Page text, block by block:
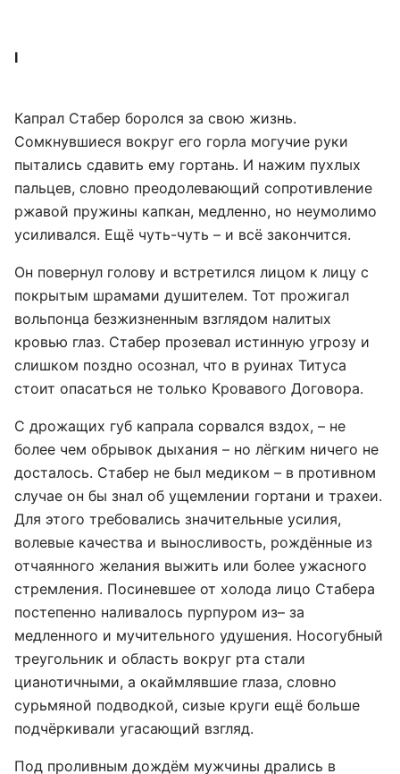
I
Капрал Стабер боролся за свою жизнь.
Сомкнувшиеся вокруг его горла могучие руки
пытались сдавить ему гортань. И нажим пухлых
пальцев, словно преодолевающий сопротивление
ржавой пружины капкан, медленно, но неумолимо
усиливался. Ещё чуть-чуть – и всё закончится.
Он повернул голову и встретился лицом к лицу с
покрытым шрамами душителем. Тот прожигал
вольпонца безжизненным взглядом налитых
кровью глаз. Стабер прозевал истинную угрозу и
слишком поздно осознал, что в руинах Титуса
стоит опасаться не только Кровавого Договора.
С дрожащих губ капрала сорвался вздох, – не
более чем обрывок дыхания – но лёгким ничего не
досталось. Стабер не был медиком – в противном
случае он бы знал об ущемлении гортани и трахеи.
Для этого требовались значительные усилия,
волевые качества и выносливость, рождённые из
отчаянного желания выжить или более ужасного
стремления. Посиневшее от холода лицо Стабера
постепенно наливалось пурпуром из– за
медленного и мучительного удушения. Носогубный
треугольник и область вокруг рта стали
цианотичными, а окаймлявшие глаза, словно
сурьмяной подводкой, сизые круги ещё больше
подчёркивали угасающий взгляд.
Под проливным дождём мужчины дрались в